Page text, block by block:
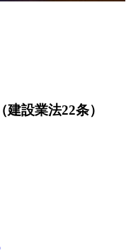
設業法22条）